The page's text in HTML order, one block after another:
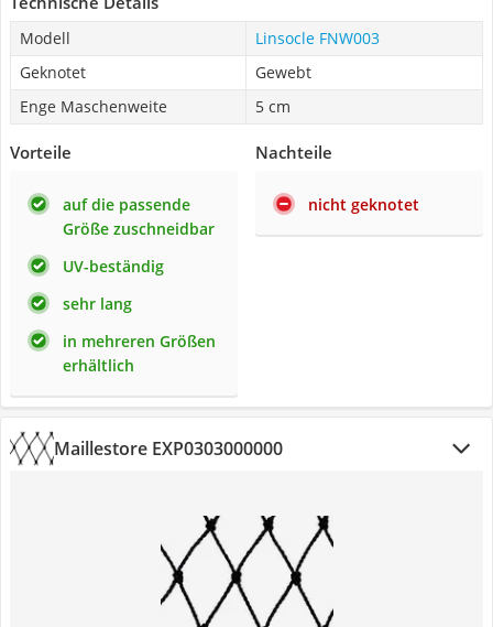
Modell
Linsocle FNW003
Geknotet
Gewebt
Enge Maschenweite
5 cm
Vorteile
auf die passende
Größe zuschneidbar
UV-beständig
sehr lang
in mehreren Größen
erhältlich
Nachteile
nicht geknotet
Maillestore EXP0303000000